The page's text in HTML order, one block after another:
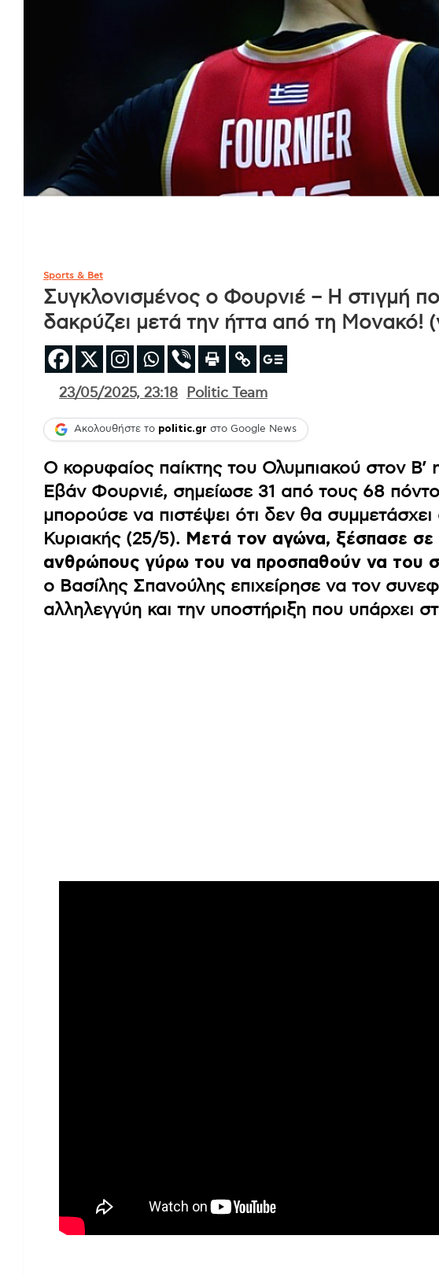
Sports & Bet
Συγκλονισμένος ο Φουρνιέ – Η στιγμή
δακρύζει μετά την ήττα από τη Μονακό!
23/05/2025, 23:18 Politic Team
Ακολουθήστε το politic.gr στο Google News
Ο κορυφαίος παίκτης του Ολυμπιακού στον Β’
Εβάν Φουρνιέ, σημείωσε 31 από τους 68
μπορούσε να πιστέψει ότι δεν θα συμμετάσχει
Κυριακής (25/5). Μετά τον αγώνα, ξέσπασε σε
ανθρώπους γύρω του να προσπαθούν να του
ο Βασίλης Σπανούλης επιχείρησε να τον
αλληλεγγύη και την υποστήριξη που υπάρχει